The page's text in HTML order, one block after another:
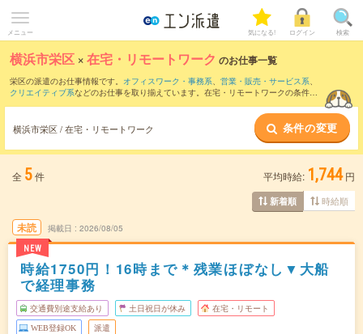
メニュー 気になる! ログイン 検索
横浜市栄区 ×在宅・リモートワーク のお仕事一覧
栄区の派遣のお仕事情報です。 オフィスワーク・事務系、 営業・販売・サービス系、
クリエイティブ系などのお仕事を取り揃えています。在宅・リモートワークの条件の
横浜市栄区 / 在宅・リモートワーク 条件の変更
全 5件 平均時給: 1,744 円
新着順 時給順
未読
NEW
掲載日 2026/08/05
時給1750円！16時まで＊残業ほぼなし▼大船
で経理事務
交通費別途支給あり 土日祝日が休み 在宅・リモート
WEB登録OK 派遣